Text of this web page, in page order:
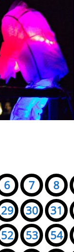
6 7 8
29 30 31
52 53 54